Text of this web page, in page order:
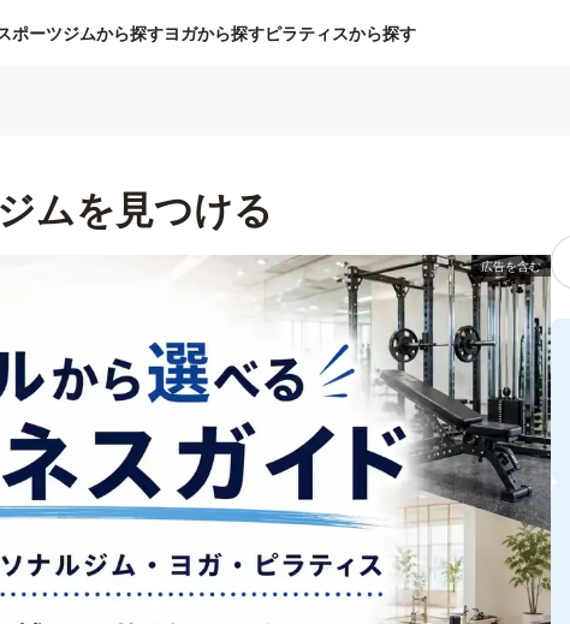
ポーツジムから探すヨガから探すピラティスから探す
ムを見つける